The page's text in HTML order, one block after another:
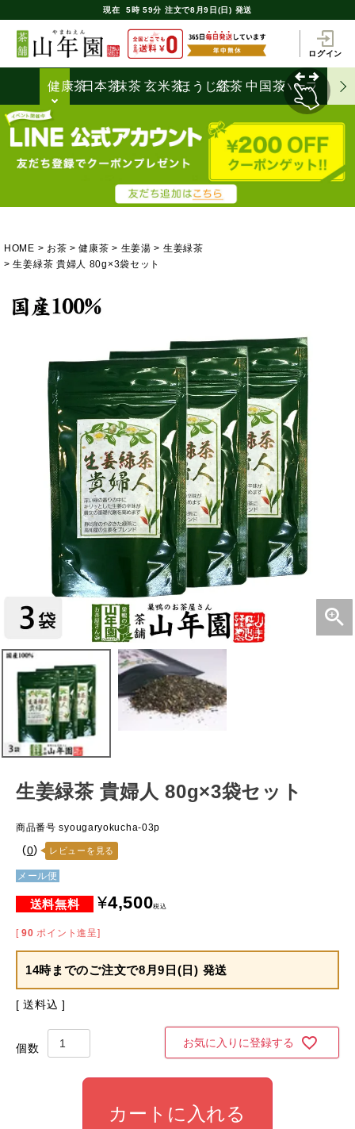
現在 5時 59分 注文で8月9日(日) 発送
ログイン
健康茶日本茶抹茶 玄米茶ほうじ茶
紅茶 中国茶ハーブティ
HOME お茶 健康茶 生姜湯
生姜緑茶
生姜緑茶 貴婦人 80g×3袋セット
生姜緑茶 貴婦人 80g×3袋セット
商品番号 syougaryokucha-03p
（0） レビューを見る
メール便
¥4,500税込
[ 90 ポイント進呈]
14時までのご注文で8月9日(日) 発送
送料込
お気に入りに登録する
カートに入れる